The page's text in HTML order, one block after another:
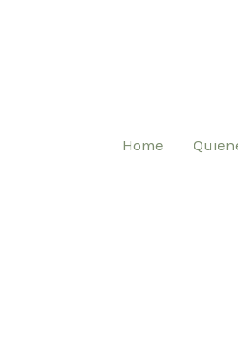
Home